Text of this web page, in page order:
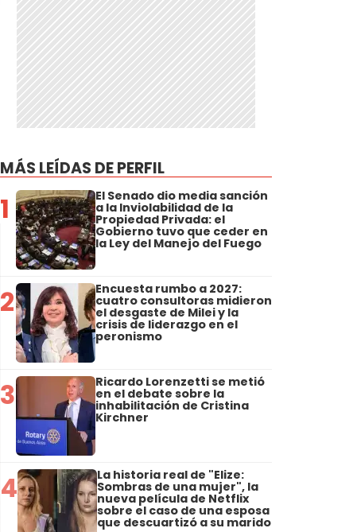
MÁS LEÍDAS DE PERFIL
1 El Senado dio media sanción
a la Inviolabilidad de la
Propiedad Privada: el
Gobierno tuvo que ceder en
la Ley del Manejo del Fuego
2 Encuesta rumbo a 2027:
cuatro consultoras midieron
el desgaste de Milei y la
crisis de liderazgo en el
peronismo
3 Ricardo Lorenzetti se metió
en el debate sobre la
inhabilitación de Cristina
Kirchner
4 La historia real de "Elize:
Sombras de una mujer", la
nueva película de Netflix
sobre el caso de una esposa
que descuartizó a su marido